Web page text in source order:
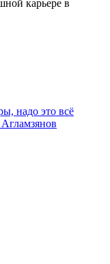
карьере в
надо это всё